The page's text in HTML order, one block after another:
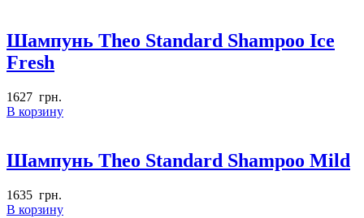
Шампунь Theo Standard Shampoo Ice
Fresh
1627 грн.
В корзину
Шампунь Theo Standard Shampoo Mild
1635 грн.
В корзину